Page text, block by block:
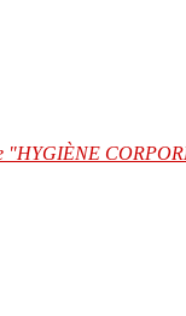
"HYGIÈNE